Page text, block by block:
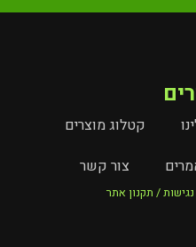
קטלוג מוצרים
צור קשר
/ תקנון אתר